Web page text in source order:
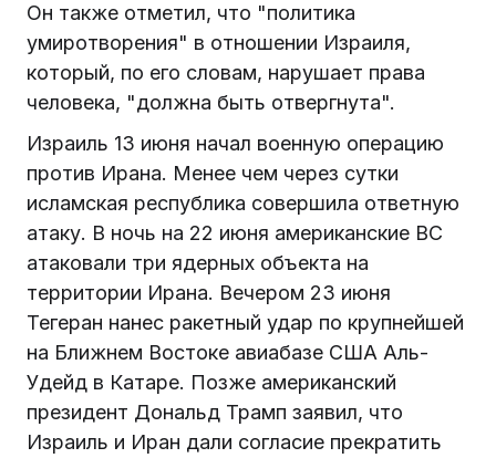
Он также отметил, что "политика
умиротворения" в отношении Израиля,
который, по его словам, нарушает права
человека, "должна быть отвергнута".
Израиль 13 июня начал военную операцию
против Ирана. Менее чем через сутки
исламская республика совершила ответную
атаку. В ночь на 22 июня американские ВС
атаковали три ядерных объекта на
территории Ирана. Вечером 23 июня
Тегеран нанес ракетный удар по крупнейшей
на Ближнем Востоке авиабазе США Аль-
Удейд в Катаре. Позже американский
президент Дональд Трамп заявил, что
Израиль и Иран дали согласие прекратить